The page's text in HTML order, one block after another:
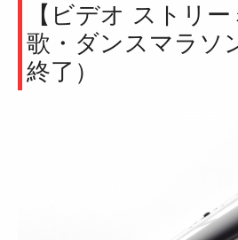
【ビデオ ストリー
歌・ダンスマラソ
終了）